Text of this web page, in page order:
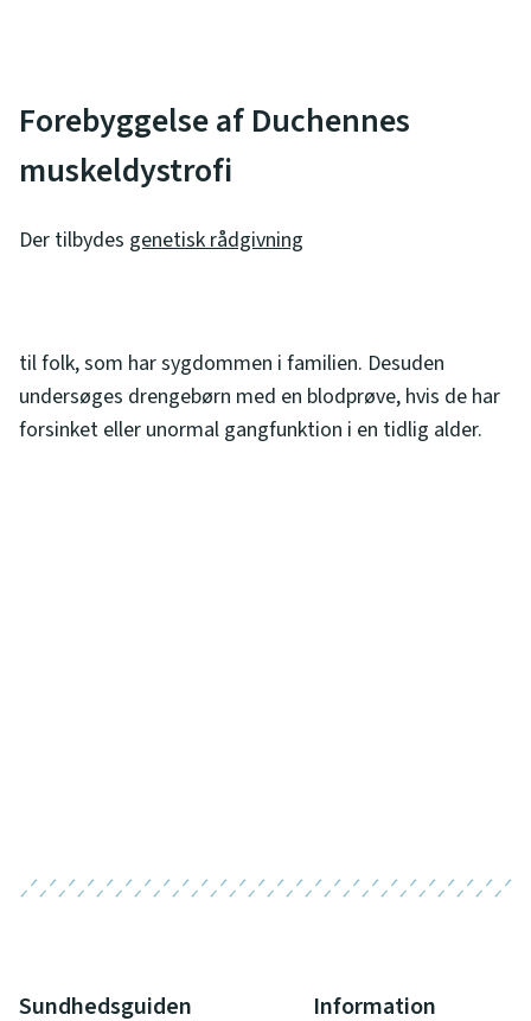
Forebyggelse af Duchennes
muskeldystrofi
Der tilbydes genetisk rådgivning
til folk, som har sygdommen i familien. Desuden
undersøges drengebørn med en blodprøve, hvis de har
forsinket eller unormal gangfunktion i en tidlig alder.
Sundhedsguiden Information